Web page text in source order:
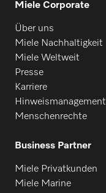
Miele Corporate
Über uns
Miele Nachhaltigkeit
Miele Weltweit
Presse
Karriere
Hinweismanagement
Menschenrechte
Business Partner
Miele Privatkunden
Miele Marine